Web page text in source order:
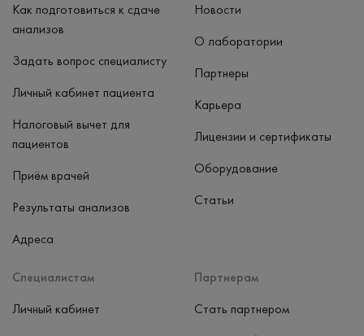
Как подготовиться к сдаче
анализов
Задать вопрос специалисту
Личный кабинет пациента
Налоговый вычет для
пациентов
Приём врачей
Результаты анализов
Адреса
Специалистам
Личный кабинет
Партнерам
Стать партнером
Новости
О лаборатории
Партнеры
Карьера
Лицензии и сертификаты
Оборудование
Статьи